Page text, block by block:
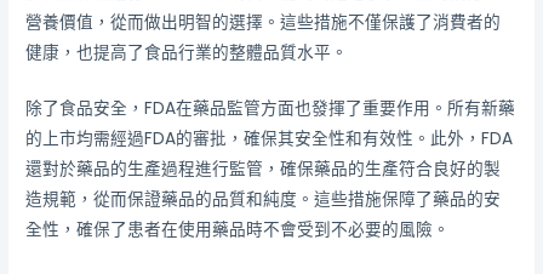
營養價值，從而做出明智的選擇。這些措施不僅保護了消費者的
健康，也提高了食品行業的整體品質水平。
除了食品安全，FDA在藥品監管方面也發揮了重要作用。所有新藥
的上市均需經過FDA的審批，確保其安全性和有效性。此外，FDA
還對於藥品的生產過程進行監管，確保藥品的生產符合良好的製
造規範，從而保證藥品的品質和純度。這些措施保障了藥品的安
全性，確保了患者在使用藥品時不會受到不必要的風險。